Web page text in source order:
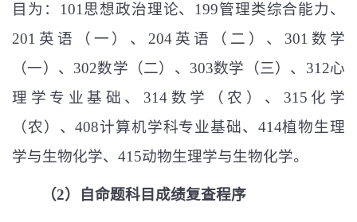
目为： 101 思想政治理论、 199管理类综合能力、
201 英语（一）、 204 英语（二）、 301 数学
（一）、 302数学（二）、 303数学（三）、 312心
理学专业基础、 314数学（农）、 315 化学
（农）、408计算机学科专业基础、 414植物生理
学与生物化学、 415动物生理学与生物化学。
（2）自命题科目成绩复查程序